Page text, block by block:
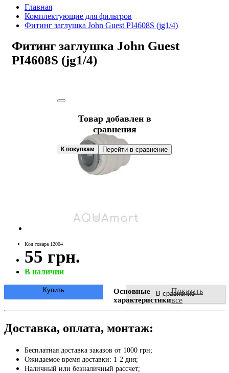
Главная
Комплектующие для фильтров
Фитинг заглушка John Guest PI4608S (jg1/4)
Фитинг заглушка John Guest
PI4608S (jg1/4)
Код товара 12004
55 грн.
В наличии
В сравнение
Купить
Основные
характеристики
Показать
все
Доставка, оплата, монтаж:
Бесплатная доставка заказов от 1000 грн;
Ожидаемое время доставки: 1-2 дня;
Наличный или безналичный рассчет;
Товар добавлен в
сравнения
К покупкам Перейти в сравнение